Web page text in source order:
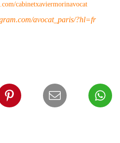
cabinetxaviermorinavocat
avocat_paris/?hl=fr